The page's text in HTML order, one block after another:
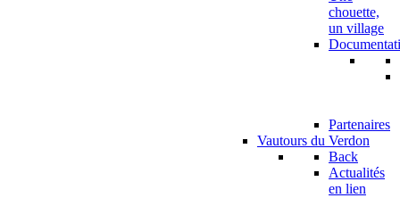
chouette,
un village
Partenaires
Vautours du Verdon
Back
Actualités
en lien